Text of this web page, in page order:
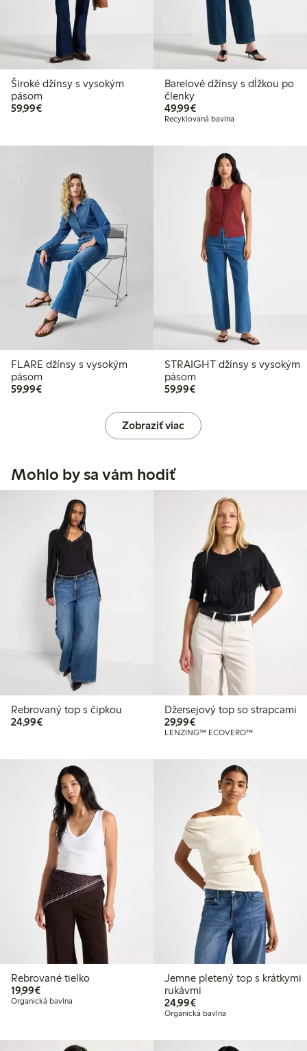
Široké džínsy s vysokým
pásom
59,99€59,99 €
Barelové džínsy s dĺžkou po
členky
49,99€49,99 €
Recyklovaná bavlna
FLARE džínsy s vysokým
pásom
59,99€59,99 €
STRAIGHT džínsy s vysokým
pásom
59,99€59,99 €
Zobraziť viac
Mohlo by sa vám hodiť
Rebrovaný top s čipkou
24,99€24,99 €
Džersejový top so strapcami
29,99€29,99 €
LENZING™ ECOVERO™
Rebrované tielko
19,99€19,99 €
Organická bavlna
Jemne pletený top s krátkymi
rukávmi
24,99€24,99 €
Organická bavlna